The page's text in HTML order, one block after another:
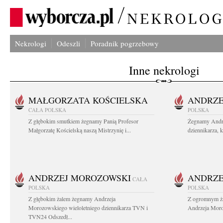
Nekrologi Odeszli Poradnik pogrzebowy
Inne nekrologi
MAŁGORZATA KOŚCIELSKA
CAŁA POLSKA
Z głębokim smutkiem żegnamy Panią Profesor
Małgorzatę Kościelską naszą Mistrzynię i...
POLSKA
Żegnamy
dziennikarza,
ANDRZEJ MOROZOWSKI CAŁA
POLSKA
Z głębokim żalem żegnamy Andrzeja
Morozowskiego wieloletniego dziennikarza TVN i
TVN24 Odszedł...
POLSKA
Z ogromnym
Andrzeja